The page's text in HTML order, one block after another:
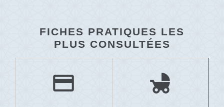
FICHES PRATIQUES LES
PLUS CONSULTÉES
credit_card child_friendly